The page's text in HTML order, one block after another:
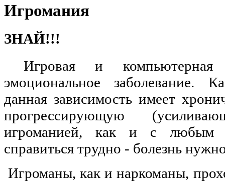
Игромания
ЗНАЙ!!!
Игровая и компьютерная
эмоциональное заболевание.
данная зависимость имеет
прогрессирующую
игроманией, как и с любым
справиться трудно - болезнь
Игроманы, как и наркоманы,